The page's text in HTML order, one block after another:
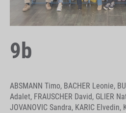
9b
ABSMANN Timo, BACHER Leonie,
Adalet, FRAUSCHER David, GLIER
JOVANOVIC Sandra, KARIC Elvedin,